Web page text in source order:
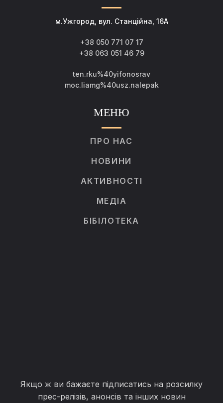
м.Ужгород, вул. Станційна, 16А
+38 050 771 07 17
+38 063 051 46 79
ten.rku%40yifonosrav
moc.liamg%40usz.nalepak
МЕНЮ
ПРО НАС
НОВИНИ
АКТИВНОСТІ
МЕДІА
БІБІЛОТЕКА
Якщо ж ви бажаєте підписатись на розсилку
прес-релізів, анонсів та інших новин